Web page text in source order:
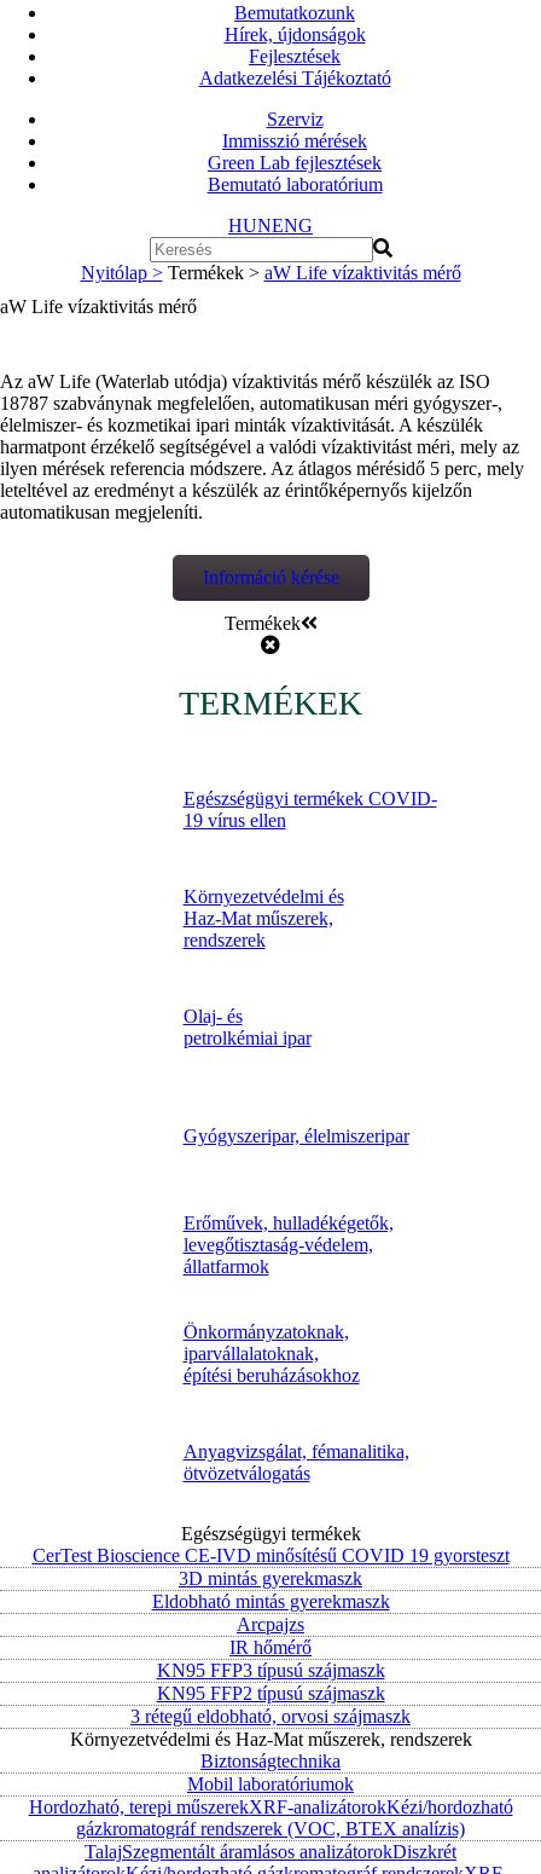
Bemutatkozunk
Hírek, újdonságok
Fejlesztések
Adatkezelési Tájékoztató
Szerviz
Immisszió mérések
Green Lab fejlesztések
Bemutató laboratórium
HUNENG
Nyitólap > Termékek > aW Life vízaktivitás mérő
aW Life vízaktivitás mérő
Az aW Life (Waterlab utódja) vízaktivitás mérő készülék az ISO
18787 szabványnak megfelelően, automatikusan méri gyógyszer-,
élelmiszer- és kozmetikai ipari minták vízaktivitását. A készülék
harmatpont érzékelő segítségével a valódi vízaktivitást méri, mely az
ilyen mérések referencia módszere. Az átlagos mérésidő 5 perc, mely
leteltével az eredményt a készülék az érintőképernyős kijelzőn
automatikusan megjeleníti.
Információ kérése
Termékek
TERMÉKEK
Egészségügyi termékek COVID-
19 vírus ellen
Környezetvédelmi és
Haz-Mat műszerek,
rendszerek
Olaj- és
petrolkémiai ipar
Gyógyszeripar, élelmiszeripar
Erőművek, hulladékégetők,
levegőtisztaság-védelem,
állatfarmok
Önkormányzatoknak,
iparvállalatoknak,
építési beruházásokhoz
Anyagvizsgálat, fémanalitika,
ötvözetválogatás
Egészségügyi termékek
CerTest Bioscience CE-IVD minősítésű COVID 19 gyorsteszt
3D mintás gyerekmaszk
Eldobható mintás gyerekmaszk
Arcpajzs
IR hőmérő
KN95 FFP3 típusú szájmaszk
KN95 FFP2 típusú szájmaszk
3 rétegű eldobható, orvosi szájmaszk
Környezetvédelmi és Haz-Mat műszerek, rendszerek
Biztonságtechnika
Mobil laboratóriumok
Hordozható, terepi műszerekXRF-analizátorokKézi/hordozható
gázkromatográf rendszerek (VOC, BTEX analízis)
TalajSzegmentált áramlásos analizátorokDiszkrét